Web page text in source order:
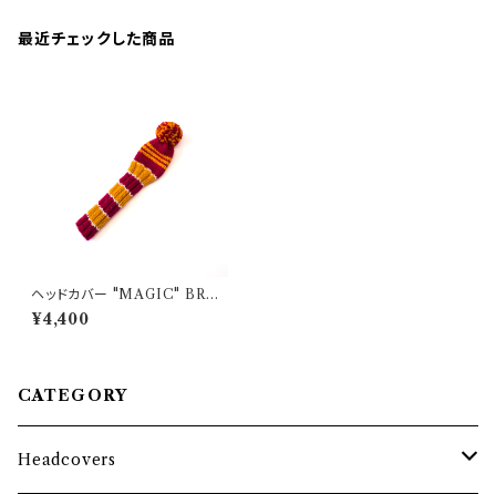
最近チェックした商品
ヘッドカバー "MAGIC" BRAV
ERY / ハイブリッド用
¥4,400
CATEGORY
Headcovers